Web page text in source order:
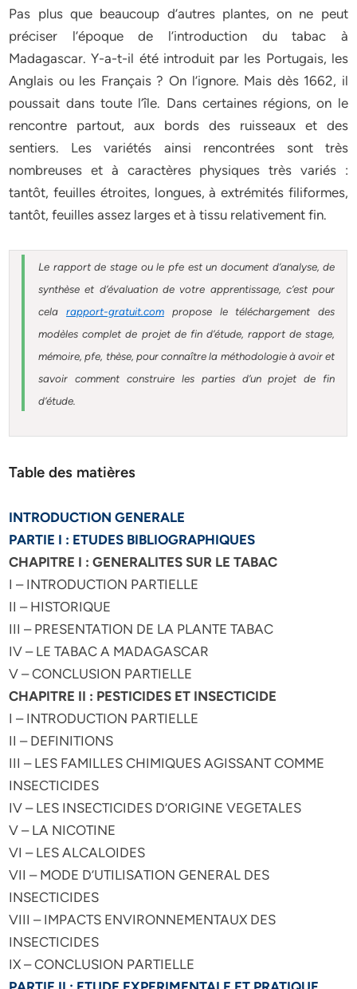
Pas plus que beaucoup d’autres plantes, on ne peut
préciser l’époque de l’introduction du tabac à
Madagascar. Y-a-t-il été introduit par les Portugais, les
Anglais ou les Français ? On l’ignore. Mais dès 1662, il
poussait dans toute l’île. Dans certaines régions, on le
rencontre partout, aux bords des ruisseaux et des
sentiers. Les variétés ainsi rencontrées sont très
nombreuses et à caractères physiques très variés :
tantôt, feuilles étroites, longues, à extrémités filiformes,
tantôt, feuilles assez larges et à tissu relativement fin.
Le rapport de stage ou le pfe est un document d’analyse, de
synthèse et d’évaluation de votre apprentissage, c’est pour
celarapport-gratuit.com propose le téléchargement des
modèles complet de projet de fin d’étude, rapport de stage,
mémoire, pfe, thèse, pour connaître la méthodologie à avoir et
savoir comment construire les parties d’un projet de fin
d’étude.
Table des matières
INTRODUCTION GENERALE
PARTIE I : ETUDES BIBLIOGRAPHIQUES
CHAPITRE I : GENERALITES SUR LE TABAC
I – INTRODUCTION PARTIELLE
II – HISTORIQUE
III – PRESENTATION DE LA PLANTE TABAC
IV – LE TABAC A MADAGASCAR
V – CONCLUSION PARTIELLE
CHAPITRE II : PESTICIDES ET INSECTICIDE
I – INTRODUCTION PARTIELLE
II – DEFINITIONS
III – LES FAMILLES CHIMIQUES AGISSANT COMME
INSECTICIDES
IV – LES INSECTICIDES D’ORIGINE VEGETALES
V – LA NICOTINE
VI – LES ALCALOIDES
VII – MODE D’UTILISATION GENERAL DES
INSECTICIDES
VIII – IMPACTS ENVIRONNEMENTAUX DES
INSECTICIDES
IX – CONCLUSION PARTIELLE